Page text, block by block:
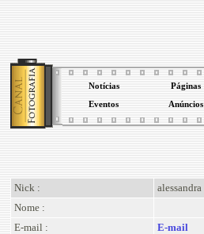
Notícias Páginas
Eventos Anúncios
Nick :
alessandra
Nome :
E-mail :
E-mail